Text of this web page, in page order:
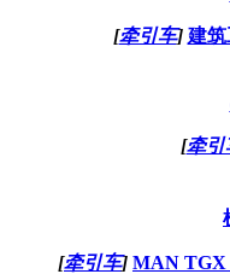
[牵引车] 建
[牵引
[牵引车] MAN TGX